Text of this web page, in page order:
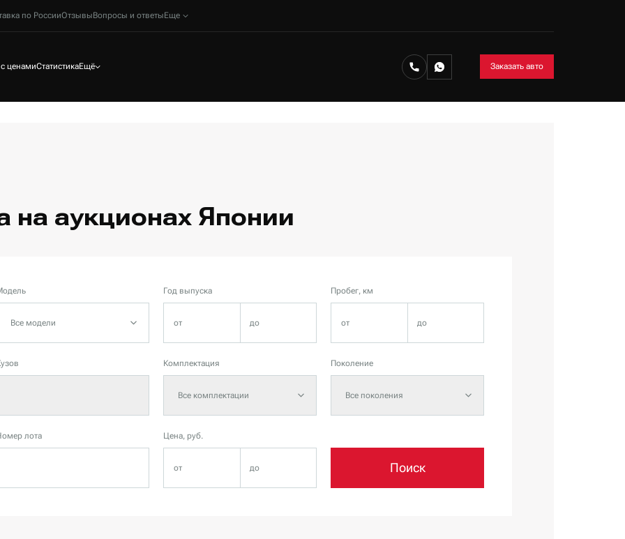
по РоссииОтзывыВопросы и ответыЕще
с ценамиСтатистикаЕщё Заказать авто
аукционах Японии
Все модели
Год выпуска Пробег, км
Комплектация
Все комплектации
Поколение
Все поколения
лота Цена, руб.
Поиск